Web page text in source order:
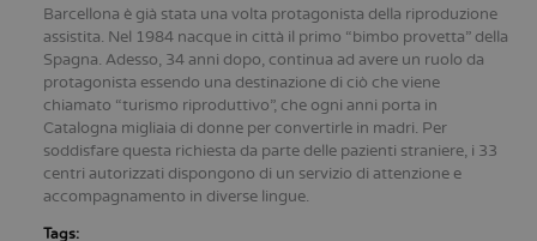
Barcellona è già stata una volta protagonista della riproduzione
assistita. Nel 1984 nacque in città il primo “bimbo provetta” della
Spagna. Adesso, 34 anni dopo, continua ad avere un ruolo da
protagonista essendo una destinazione di ciò che viene
chiamato “turismo riproduttivo”, che ogni anni porta in
Catalogna migliaia di donne per convertirle in madri. Per
soddisfare questa richiesta da parte delle pazienti straniere, i 33
centri autorizzati dispongono di un servizio di attenzione e
accompagnamento in diverse lingue.
Tags: